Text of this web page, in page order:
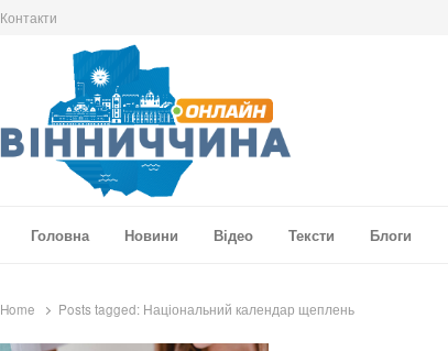
Контакти
Головна
Новини Відео Тексти Блоги
Home Posts tagged: Національний календар щеплень